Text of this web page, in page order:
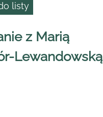
listy
z Marią
Lewandowską